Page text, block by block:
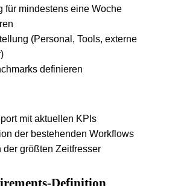
für mindestens eine Woche
(Personal, Tools, externe
definieren
mit aktuellen KPIs
der bestehenden Workflows
der größten Zeitfresser